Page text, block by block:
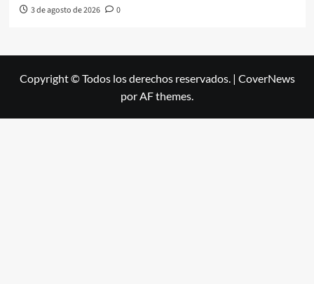
3 de agosto de 2026 0
Copyright © Todos los derechos reservados. | CoverNews
por AF themes.